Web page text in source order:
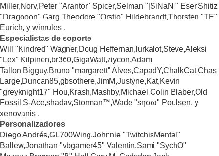
Miller,Norv,Peter "Arantor" Spicer,Selman "[SiNaN]" Eser,Shitiz
"Dragooon" Garg,Theodore "Orstio" Hildebrandt,Thorsten "TE"
Eurich, y winrules .
Especialistas de soporte
Will "Kindred" Wagner,Doug Heffernan,lurkalot,Steve,Aleksi
"Lex" Kilpinen,br360,GigaWatt,ziycon,Adam
Tallon,Bigguy,Bruno "margarett" Alves,CapadY,ChalkCat,Chas
Large,Duncan85,gbsothere,JimM,Justyne,Kat,Kevin
"greyknight17" Hou,Krash,Mashby,Michael Colin Blaber,Old
Fossil,S-Ace,shadav,Storman™,Wade "sησω" Poulsen, y
xenovanis .
Personalizadores
Diego Andrés,GL700Wing,Johnnie "TwitchisMental"
Ballew,Jonathan "vbgamer45" Valentin,Sami "SychO"